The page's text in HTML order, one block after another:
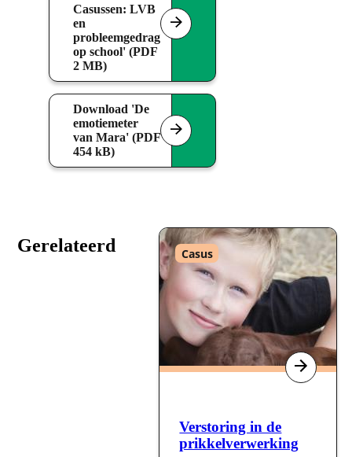
Casussen: LVB
en
probleemgedrag
op school' (PDF
2 MB)
Download 'De
emotiemeter
van Mara' (PDF
454 kB)
Gerelateerd
Verstoring in de
prikkelverwerking
Type
:
Casus